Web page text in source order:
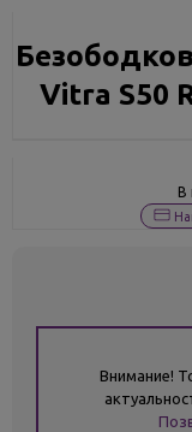
Vitra S50
В
Внимание!